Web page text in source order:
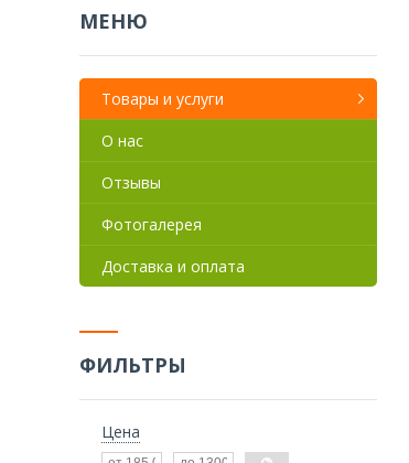
Товары и услуги
О нас
Отзывы
Фотогалерея
Доставка и оплата
ФИЛЬТРЫ
Цена